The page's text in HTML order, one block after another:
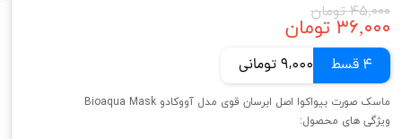
۴۵,۰۰۰ تومان
۳۶,۰۰۰ تومان
4 قسط 9,000 تومانی
ماسک صورت بیواکوا اصل ابرسان قوی مدل آووکادو Bioaqua Mask
ویژگی های محصول: